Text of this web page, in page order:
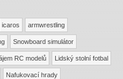
icaros armwrestling
Snowboard simulátor
RC modelů Lidský stolní fotbal
Nafukovací hrady